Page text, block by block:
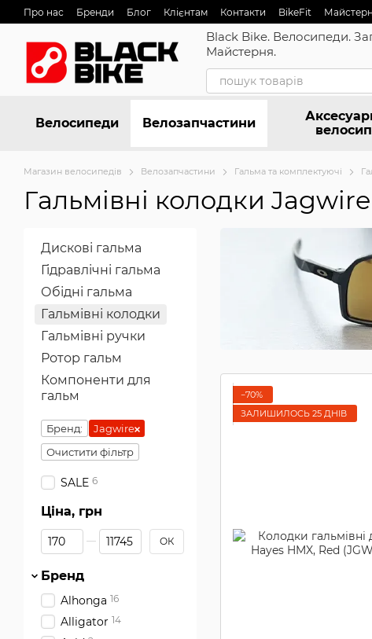
Перейти до основного контенту
Про нас Бренди Блог Клієнтам Контакти BikeFit
Black Bike. Велосипеди.
Майстерня.
Велосипеди Велозапчастини
Магазин велосипедів Велозапчастини Гальма та комплектуючі
Гальмівні колодки Jagwire
−70%
ЗАЛИШИЛОСЬ 25 ДНІВ
Дискові гальма
Гідравлічні гальма
Обідні гальма
Гальмівні колодки
Гальмівні ручки
Ротор гальм
Компоненти для
гальм
Бренд:
Jagwire
Очистити фільтр
SALE 6
Ціна, грн
Від Ціна, грн
До Ціна, грн ОК
Бренд
Alhonga 16
Alligator 14